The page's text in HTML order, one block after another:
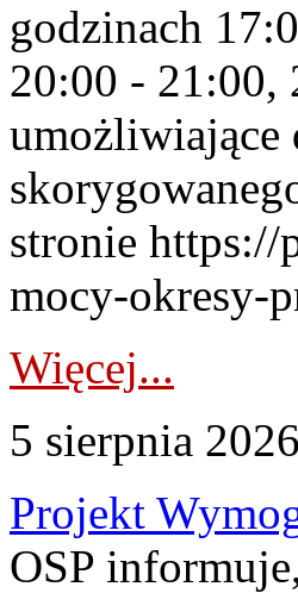
godzinach
20:00 - 21:00,
umożliwiające
stronie
mocy-okresy-
Więcej...
5 sierpnia
Projekt
OSP